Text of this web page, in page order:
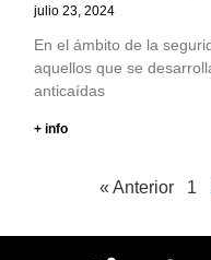
julio 23, 2024
En el ámbito de la
aquellos que se
anticaídas
+ info
« Anterior 1